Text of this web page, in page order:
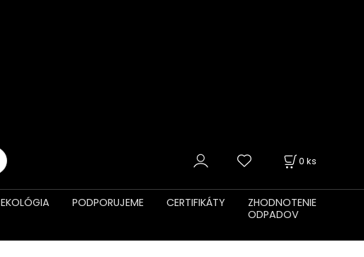
0 ks
EKOLÓGIA PODPORUJEME CERTIFIKÁTY
ZHODNOTENIE
ODPADOV